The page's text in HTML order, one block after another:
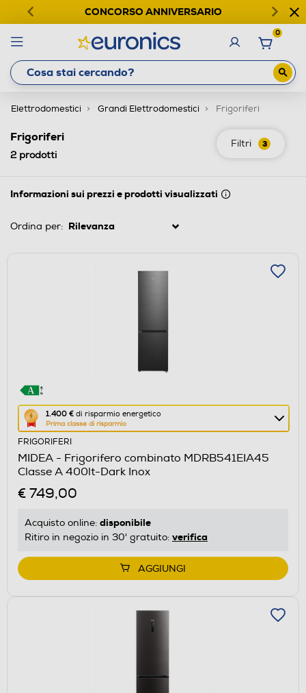
CONCORSO ANNIVERSARIO
0
Elettrodomestici Grandi Elettrodomestici Frigoriferi
Filtri 3
Frigoriferi
2prodotti
Informazioni sui prezzi e prodotti visualizzati
Ordina per:
1.400 € di risparmio energetico
Prima classe di risparmio
Questa
azione
aprirà
il
Calcolatore
di
energetico
di
Youreko.
FRIGORIFERI
MIDEA - Frigorifero combinato MDRB541EIA45
Classe A 400lt-Dark Inox
€ 749,00
Acquisto online: disponibile
Ritiro in negozio in 30' gratuito: verifica
AGGIUNGI